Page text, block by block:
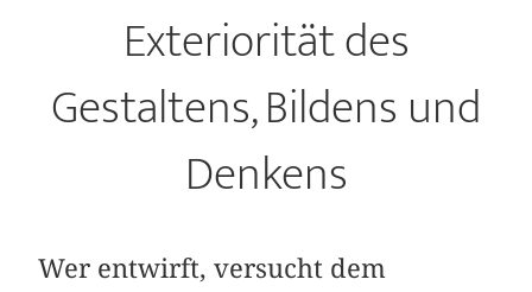
Exteriorität des
Gestaltens, Bildens und
Denkens
Wer entwirft, versucht dem